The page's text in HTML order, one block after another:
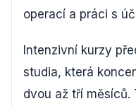
operací a práci s
Intenzivní kurzy
studia, která
dvou až tří měsíců.